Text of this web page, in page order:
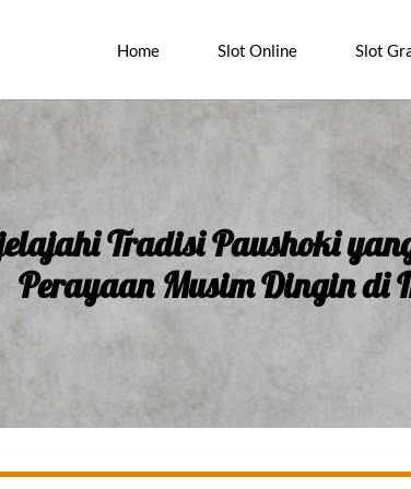
Home Slot Online Slot
Tradisi Paushoki
Perayaan Musim Dingin di